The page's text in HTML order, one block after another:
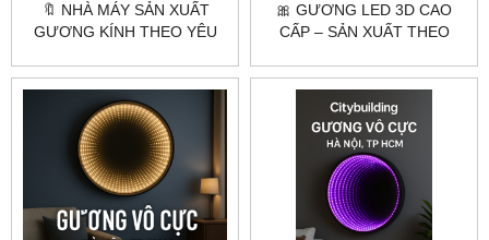
🔖 NHÀ MÁY SẢN XUẤT
GƯƠNG KÍNH THEO YÊU
CHUYÊN NGHIỆP
🎀 GƯƠNG LED 3D CAO
CẤP – SẢN XUẤT THEO